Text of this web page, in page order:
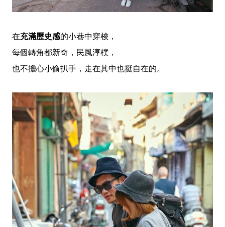
在充滿歷史感的小巷中穿梭，
每個轉角都新奇，民風淳樸，
也不擔心小偷扒手，走在其中也挺自在的。